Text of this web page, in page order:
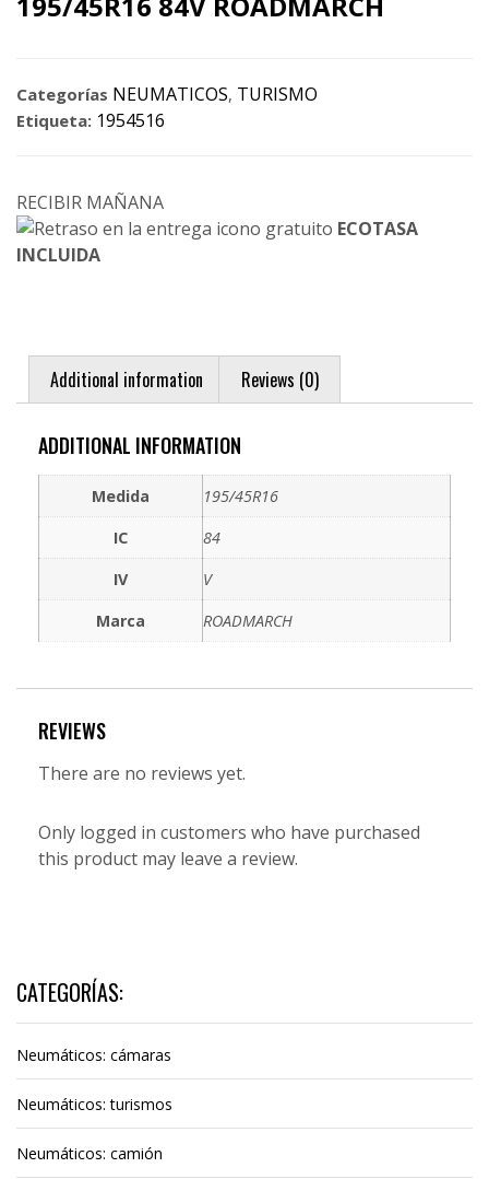
Categorías NEUMATICOS, TURISMO
Etiqueta: 1954516
RECIBIR MAÑANA
ECOTASA
INCLUIDA
Additional information Reviews (0)
ADDITIONAL INFORMATION
Medida
195/45R16
IC
84
IV
V
Marca
ROADMARCH
REVIEWS
There are no reviews yet.
Only logged in customers who have purchased
this product may leave a review.
CATEGORÍAS:
Neumáticos: cámaras
Neumáticos: turismos
Neumáticos: camión